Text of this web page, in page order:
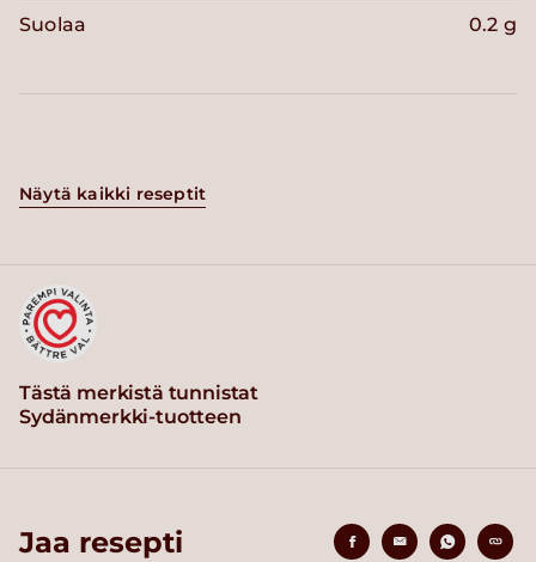
Suolaa 0.2 g
Näytä kaikki reseptit
Tästä merkistä tunnistat
Sydänmerkki-tuotteen
Jaa resepti